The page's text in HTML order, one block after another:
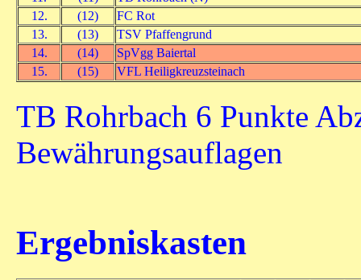
12.
(12)
FC Rot
13.
(13)
TSV Pfaffengrund
14.
(14)
SpVgg Baiertal
15.
(15) VFL Heiligkreuzsteinach
TB Rohrbach 6 Punkte
Bewährungsauflagen
Ergebniskasten